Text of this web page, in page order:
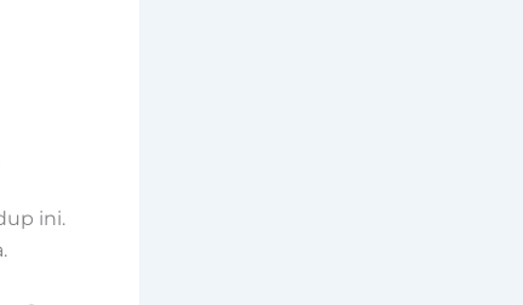
ini.